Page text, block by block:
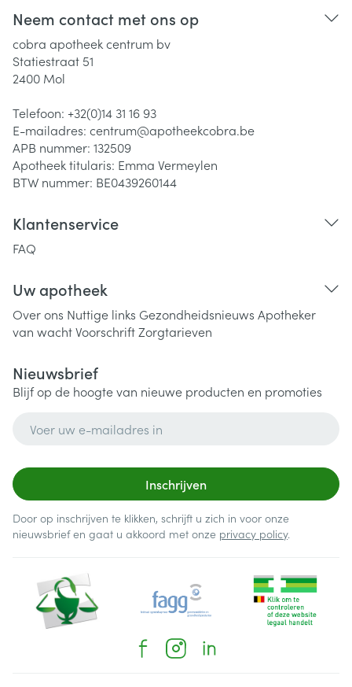
Neem contact met ons op
cobra apotheek centrum bv
Statiestraat 51
2400 Mol
Telefoon: +32(0)14 31 16 93
E-mailadres: centrum@apotheekcobra.be
APB nummer: 132509
Apotheek titularis: Emma Vermeylen
BTW nummer: BE0439260144
Klantenservice
FAQ
Uw apotheek
Over ons Nuttige links Gezondheidsnieuws Apotheker
van wachtVoorschriftZorgtarieven
Nieuwsbrief
Blijf op de hoogte van nieuwe producten en promoties
Inschrijven
Door op inschrijven te klikken, schrijft u zich in voor onze
nieuwsbrief en gaat u akkoord met onze privacy policy.